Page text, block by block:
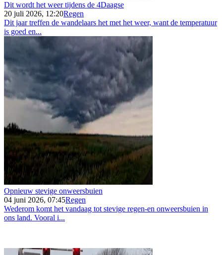
Dit wordt het weer tijdens de 4Daagse
20 juli 2026, 12:20Regen
Dit jaar treffen de wandelaars het met het weer, want de temperatuur
is goed en...
Opnieuw stevige onweersbuien
04 juni 2026, 07:45Regen
Wederom komt het vandaag tot stevige regen-en onweersbuien in
ons land. Vooral i...